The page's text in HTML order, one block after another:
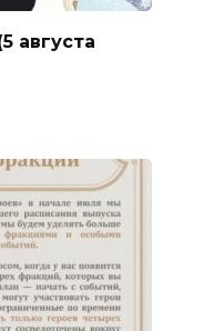
августа